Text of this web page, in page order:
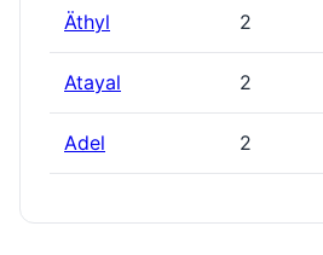
Äthyl 2
Atayal 2
Adel 2